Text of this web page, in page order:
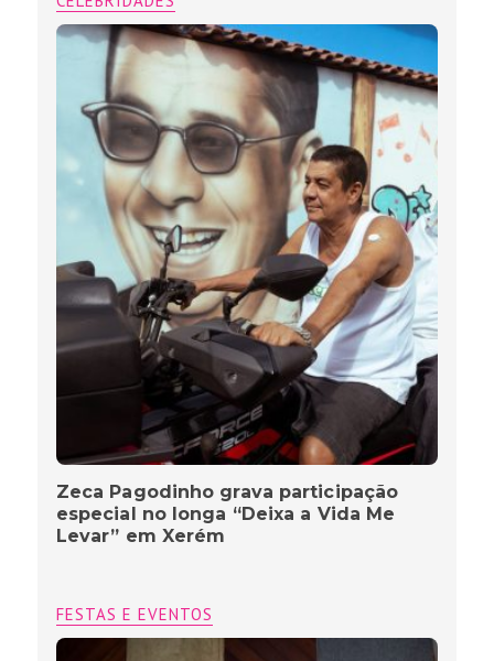
Zeca Pagodinho grava participação
especial no longa “Deixa a Vida Me
Levar” em Xerém
FESTAS E EVENTOS